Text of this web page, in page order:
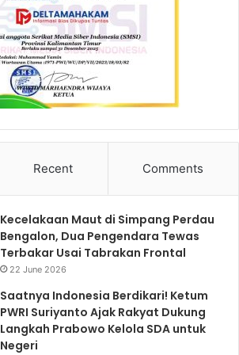
Recent Comments
Kecelakaan Maut di Simpang Perdau
Bengalon, Dua Pengendara Tewas
Terbakar Usai Tabrakan Frontal
22 June 2026
Saatnya Indonesia Berdikari! Ketum
PWRI Suriyanto Ajak Rakyat Dukung
Langkah Prabowo Kelola SDA untuk
Negeri